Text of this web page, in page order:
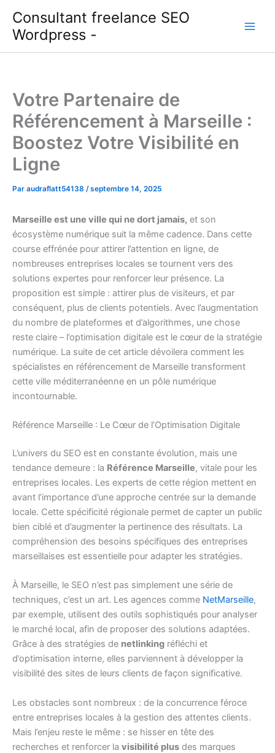
contenu
Consultant freelance SEO
Wordpress -
Votre Partenaire de
Référencement à Marseille :
Boostez Votre Visibilité en
Ligne
Par audraflatt54138 /septembre 14, 2025
Marseille est une ville qui ne dort jamais, et son
écosystème numérique suit la même cadence. Dans cette
course effrénée pour attirer l’attention en ligne, de
nombreuses entreprises locales se tournent vers des
solutions expertes pour renforcer leur présence. La
proposition est simple : attirer plus de visiteurs, et par
conséquent, plus de clients potentiels. Avec l’augmentation
du nombre de plateformes et d’algorithmes, une chose
reste claire – l’optimisation digitale est le cœur de la stratégie
numérique. La suite de cet article dévoilera comment les
spécialistes en référencement de Marseille transforment
cette ville méditerranéenne en un pôle numérique
incontournable.
Référence Marseille : Le Cœur de l’Optimisation Digitale
L’univers du SEO est en constante évolution, mais une
tendance demeure : la Référence Marseille, vitale pour les
entreprises locales. Les experts de cette région mettent en
avant l’importance d’une approche centrée sur la demande
locale. Cette spécificité régionale permet de capter un public
bien ciblé et d’augmenter la pertinence des résultats. La
compréhension des besoins spécifiques des entreprises
marseillaises est essentielle pour adapter les stratégies.
À Marseille, le SEO n’est pas simplement une série de
techniques, c’est un art. Les agences comme NetMarseille,
par exemple, utilisent des outils sophistiqués pour analyser
le marché local, afin de proposer des solutions adaptées.
Grâce à des stratégies de netlinking réfléchi et
d’optimisation interne, elles parviennent à développer la
visibilité des sites de leurs clients de façon significative.
Les obstacles sont nombreux : de la concurrence féroce
entre entreprises locales à la gestion des attentes clients.
Mais l’enjeu reste le même : se hisser en tête des
recherches et renforcer la visibilité plus des marques